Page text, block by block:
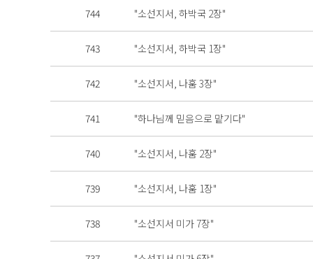
744 "소선지서, 하박국 2장"
743 "소선지서, 하박국 1장"
742 "소선지서, 나훔 3장"
741 "하나님께 믿음으로 맡기다"
740 "소선지서, 나훔 2장"
739 "소선지서, 나훔 1장"
738 "소선지서 미가 7장"